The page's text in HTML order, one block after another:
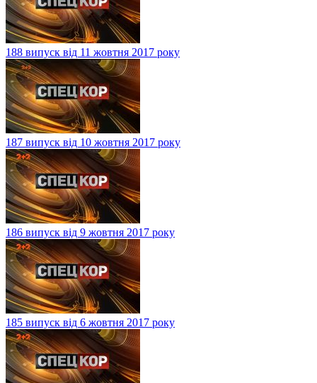
188 випуск від 11 жовтня 2017 року
187 випуск від 10 жовтня 2017 року
186 випуск від 9 жовтня 2017 року
185 випуск від 6 жовтня 2017 року